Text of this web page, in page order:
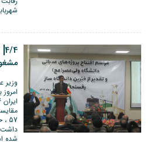
وزیر
داشت
شده